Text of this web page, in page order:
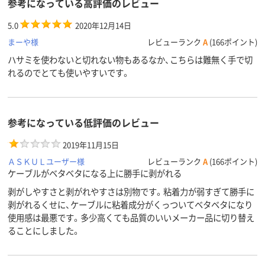
参考になっている高評価のレビュー
5.0
2020年12月14日
まーや様
レビューランク A (166ポイント)
ハサミを使わないと切れない物もあるなか、こちらは難無く手で切
れるのでとても使いやすいです。
参考になっている低評価のレビュー
2019年11月15日
ＡＳＫＵＬユーザー様
レビューランク A (166ポイント)
ケーブルがベタベタになる上に勝手に剥がれる
剥がしやすさと剥がれやすさは別物です。粘着力が弱すぎて勝手に
剥がれるくせに、ケーブルに粘着成分がくっついてベタベタになり
使用感は最悪です。多少高くても品質のいいメーカー品に切り替え
ることにしました。